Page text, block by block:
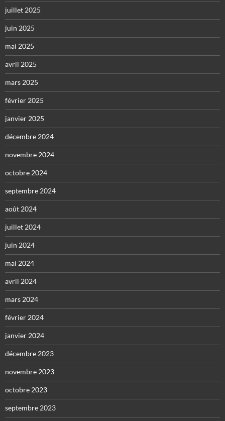
juillet 2025
juin 2025
mai 2025
avril 2025
mars 2025
février 2025
janvier 2025
décembre 2024
novembre 2024
octobre 2024
septembre 2024
août 2024
juillet 2024
juin 2024
mai 2024
avril 2024
mars 2024
février 2024
janvier 2024
décembre 2023
novembre 2023
octobre 2023
septembre 2023